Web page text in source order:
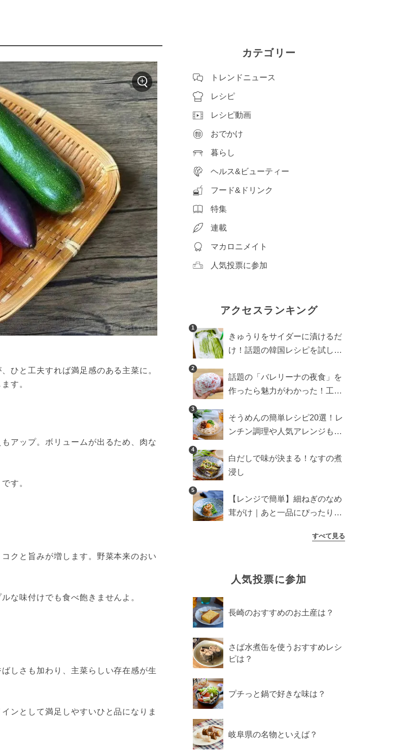
ひと工夫すれば満足感のある主菜に。
す。
アップ。ボリュームが出るため、肉な
す。
クと旨みが増します。野菜本来のおい
な味付けでも食べ飽きませんよ。
しさも加わり、主菜らしい存在感が生
ンとして満足しやすいひと品になりま
カテゴリー
トレンドニュース
レシピ
レシピ動画
おでかけ
暮らし
ヘルス&ビューティー
フード&ドリンク
特集
連載
マカロニメイト
人気投票に参加
アクセスランキング
1
きゅうりをサイダーに漬けるだ
け！話題の韓国レシピを試した
2
話題の「バレリーナの夜食」を
作ったら魅力がわかった！工程
3
そうめんの簡単レシピ20選！レ
ンチン調理や人気アレンジも紹
4
白だしで味が決まる！なすの煮
浸し
5
【レンジで簡単】細ねぎのなめ
茸がけ｜あと一品にぴったり副
すべて見る
人気投票に参加
長崎のおすすめのお土産は？
さば水煮缶を使うおすすめレシ
ピは？
プチっと鍋で好きな味は？
岐阜県の名物といえば？